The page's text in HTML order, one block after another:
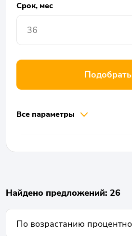
Срок, мес
Подобрать
Все параметры
Найдено предложений: 26